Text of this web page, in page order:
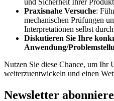
und Sicherheit Ihrer
Praxisnahe Versuche:
mechanischen Prüfungen
Interpretationen selbst
Diskutieren Sie Ihre
Anwendung/
Nutzen Sie diese Chance, um Ihr
weiterzuentwickeln und einen
Newsletter